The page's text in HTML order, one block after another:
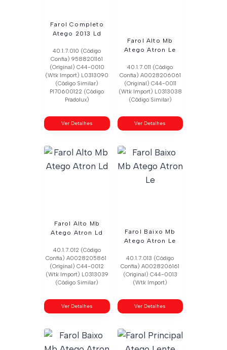
Farol Completo
Atego 2013 Ld
40.1.7.010 (Código
Confia) 9588201161
(Original) C44-0010
(Wtk Import) L0313090
(Código Similar)
Pl70600122 (Código
Pradolux)
Ver Detalhes
Farol Alto Mb
Atego Atron Le
40.1.7.011 (Código
Confia) A0028206061
(Original) C44-0011
(Wtk Import) L0313038
(Código Similar)
Ver Detalhes
Farol Alto Mb
Atego Atron Ld
40.1.7.012 (Código
Confia) A0028205861
(Original) C44-0012
(Wtk Import) L0313039
(Código Similar)
Ver Detalhes
Farol Baixo Mb
Atego Atron Le
40.1.7.013 (Código
Confia) A0028206161
(Original) C44-0013
(Wtk Import)
Ver Detalhes